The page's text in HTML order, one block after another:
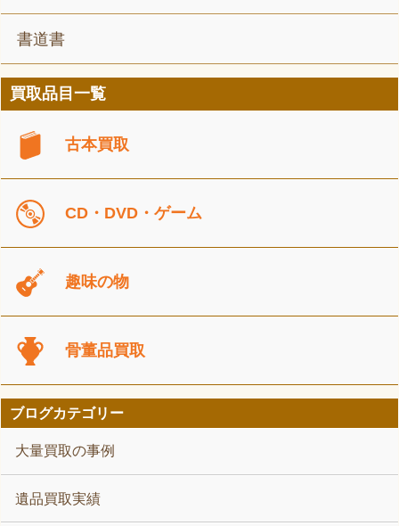
書道書
買取品目一覧
古本買取
CD・DVD・ゲーム
趣味の物
骨董品買取
ブログカテゴリー
大量買取の事例
遺品買取実績